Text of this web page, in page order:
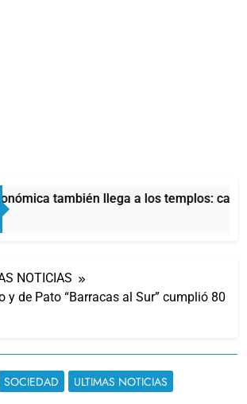
también llega a los templos: casi
NOTICIAS
y de Pato “Barracas al Sur” cumplió 80
SOCIEDAD ULTIMAS NOTICIAS